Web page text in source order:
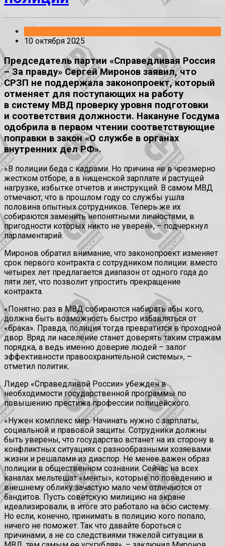
10 октября 2025
Председатель партии «Справедливая Россия
– За правду» Сергей Миронов заявил, что
СРЗП не поддержала законопроект, который
отменяет для поступающих на работу
в систему МВД проверку уровня подготовки
и соответствия должности. Накануне Госдума
одобрила в первом чтении соответствующие
поправки в закон «О службе в органах
внутренних дел РФ».
«В полиции беда с кадрами. Но причина не в чрезмерно
жестком отборе, а в нищенской зарплате и растущей
нагрузке, избытке отчетов и инструкций. В самом МВД
отмечают, что в прошлом году со службы ушла
половина опытных сотрудников. Теперь же их
собираются заменить непонятными личностями, в
пригодности которых никто не уверен», – подчеркнул
парламентарий.
Миронов обратил внимание, что законопроект изменяет
срок первого контракта с сотрудником полиции: вместо
четырех лет предлагается диапазон от одного года до
пяти лет, что позволит упростить прекращение
контракта.
«Понятно: раз в МВД собираются набирать абы кого,
должна быть возможность быстро избавляться от
«брака». Правда, полиция тогда превратится в проходной
двор. Вряд ли население станет доверять таким стражам
порядка, а ведь именно доверие людей – залог
эффективности правоохранительной системы», –
отметил политик.
Лидер «Справедливой России» убежден в
необходимости государственной программы по
повышению престижа профессии полицейского.
«Нужен комплекс мер. Начинать нужно с зарплаты,
социальной и правовой защиты. Сотрудники должны
быть уверены, что государство встанет на их сторону в
конфликтных ситуациях с разнообразными хозяевами
жизни и решалами из диаспор. Не менее важен образ
полиции в общественном сознании. Сейчас на всех
каналах мельтешат «менты», которые по поведению и
внешнему облику зачастую мало чем отличаются от
бандитов. Пусть советскую милицию на экране
идеализировали, в итоге это работало на всю систему.
Но если, конечно, принимать в полицию кого попало,
ничего не поможет. Так что давайте бороться с
причинами, а не со следствиями тяжелой ситуации в